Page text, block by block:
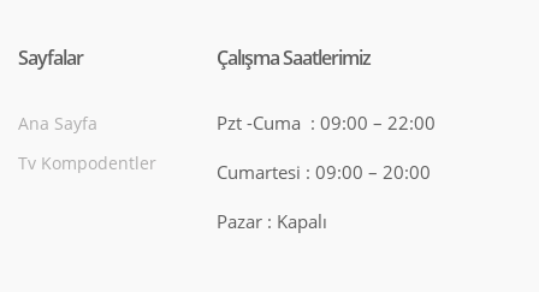
Sayfalar
Ana Sayfa
Tv Kompodentler
Çalışma Saatlerimiz
Pzt -Cuma : 09:00 – 22:00
Cumartesi : 09:00 – 20:00
Pazar : Kapalı